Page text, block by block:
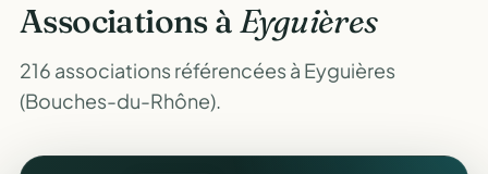
Associations àEyguières
216 associations référencées à Eyguières
(Bouches-du-Rhône).